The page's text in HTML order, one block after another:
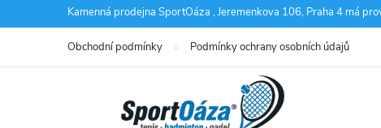
na
Kamenná prodejna SportOáza , Jeremenkova 106, Praha 4 má
Obchodní podmínky Podmínky ochrany osobních údajů